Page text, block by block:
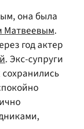
она была
Матвеевым.
год актер
. Экс-супруги